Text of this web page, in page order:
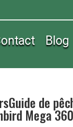
Blog
de
Mega